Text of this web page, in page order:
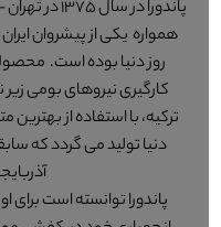
پاندورا در سال
همواره یکی از پیشروان
روز دنیا بوده است.
کارگیری نیروهای بومی زیر
ترکیه، با استفاده از بهترین
دنیا تولید می گردد که
پاندورا توانسته است برای